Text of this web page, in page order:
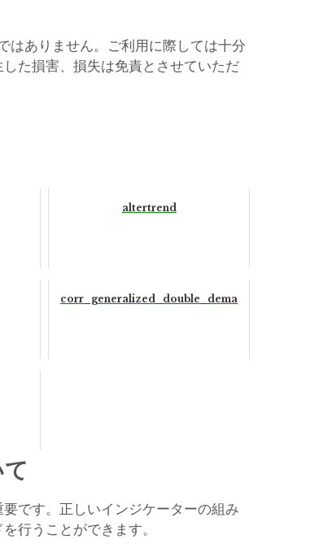
はありません。ご利用に際しては十分
た損害、損失は免責とさせていただ
altertrend
corr_generalized_double_dema
です。正しいインジケーターの組み
行うことができます。